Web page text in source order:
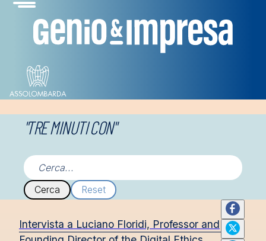
"TRE MINUTI CON"
Cerca Reset
Intervista a Luciano Floridi, Professor and